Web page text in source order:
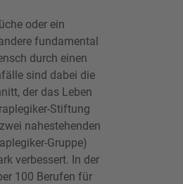
oder ein
fundamental
durch einen
sind dabei die
der das Leben
Stiftung
nahestehenden
Gruppe)
verbessert. In der
100 Berufen für